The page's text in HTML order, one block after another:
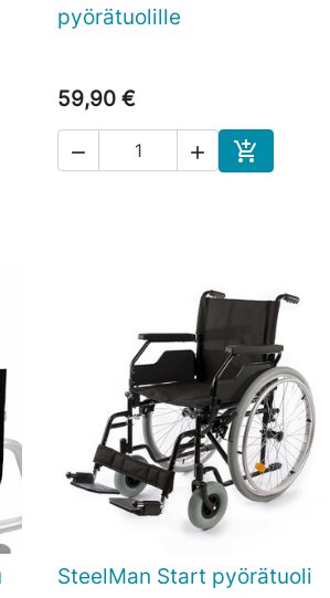
pyörätuolille
59,90 €
  
Ostoskoriin
 Pikakatselu
SteelMan Start pyörätuoli